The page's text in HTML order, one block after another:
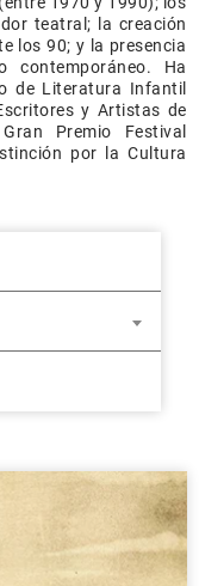
teatral; la creación
los 90; y la presencia
Ha
de Literatura Infantil
y Artistas de
Premio Festival
por la Cultura